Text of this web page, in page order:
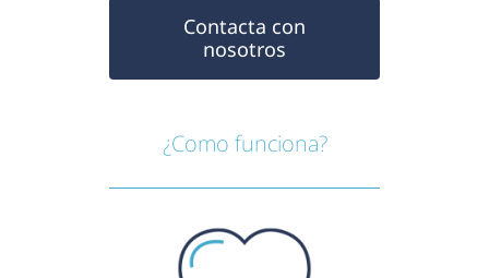
Contacta con
nosotros
¿Como funciona?